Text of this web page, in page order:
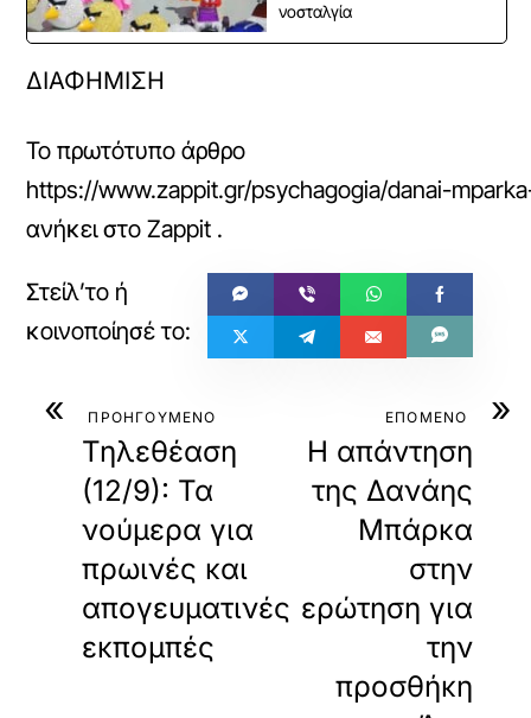
νοσταλγία
ΔΙΑΦΗΜΙΣΗ
Το πρωτότυπο άρθρο
https://www.zappit.gr/psychagogia/danai-
ανήκει στοZappit .
« ΠΡΟΗΓΟΥΜΕΝΟ
Τηλεθέαση
(12/9): Τα
νούμερα για
πρωινές και
απογευματινές
εκπομπές
»
ΕΠΟΜΕΝΟ
Η απάντηση
της Δανάης
Μπάρκα
στην
ερώτηση για
την
προσθήκη